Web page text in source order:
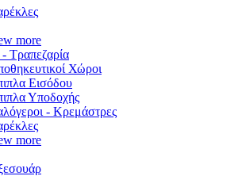
more
Τραπεζαρία
Χώροι
Εισόδου
Υποδοχής
- Κρεμάστρες
more